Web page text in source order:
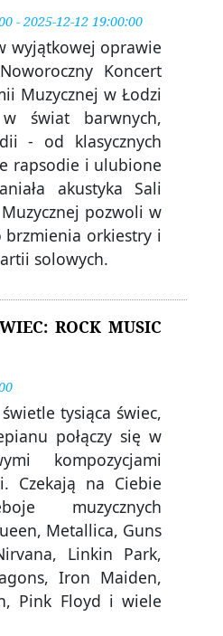
- 2025-12-12 19:00:00
wyjątkowej oprawie
Koncert
Muzycznej w Łodzi
w świat barwnych,
- od klasycznych
rapsodie i ulubione
akustyka Sali
pozwoli w
brzmienia orkiestry i
solowych.
ROCK MUSIC
tysiąca świec,
połączy się w
kompozycjami
Czekają na Ciebie
muzycznych
Metallica, Guns
Linkin Park,
Iron Maiden,
Pink Floyd i wiele